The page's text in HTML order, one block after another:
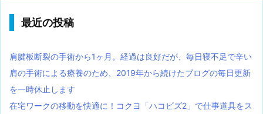
最近の投稿
肩腱板断裂の手術から1ヶ月。経過は良好だが、毎日寝不足で辛い
肩の手術による療養のため、2019年から続けたブログの毎日更新
を一時休止します
在宅ワークの移動を快適に！コクヨ「ハコビズ2」で仕事道具をス